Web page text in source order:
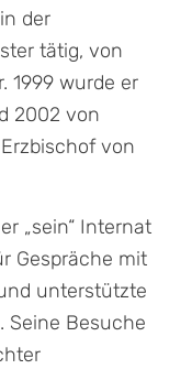
der
tätig, von
1999 wurde er
2002 von
von
„sein“ Internat
Gespräche mit
unterstützte
Seine Besuche